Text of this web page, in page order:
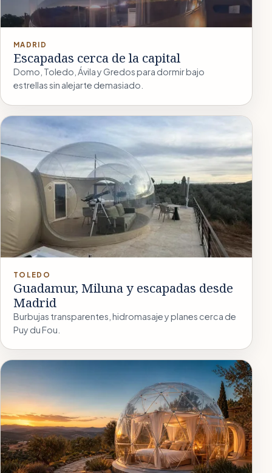
MADRID
Escapadas cerca de la capital
Domo, Toledo, Ávila y Gredos para dormir bajo
estrellas sin alejarte demasiado.
TOLEDO
Guadamur, Miluna y escapadas desde
Madrid
Burbujas transparentes, hidromasaje y planes cerca de
Puy du Fou.